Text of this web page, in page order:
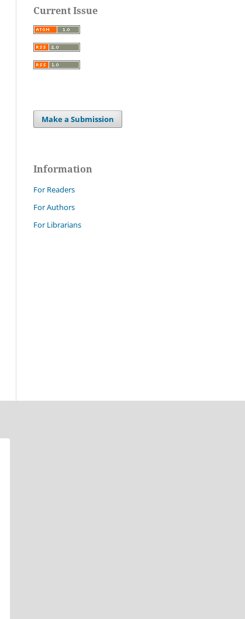
Current Issue
Make a Submission
Information
For Readers
For Authors
For Librarians